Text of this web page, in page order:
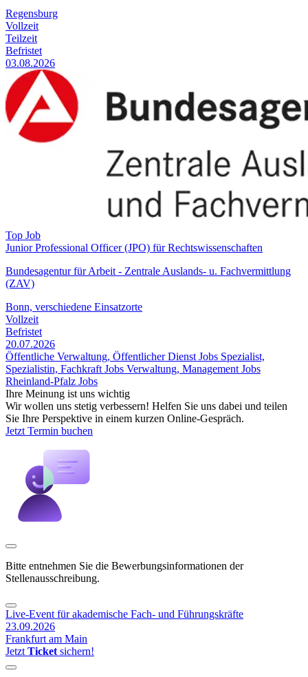
Regensburg
Vollzeit
Teilzeit
Befristet
03.08.2026
Top Job
Junior Professional Officer (JPO) für Rechtswissenschaften
Bundesagentur für Arbeit - Zentrale Auslands- u. Fachvermittlung
(ZAV)
Bonn, verschiedene Einsatzorte
Vollzeit
Befristet
20.07.2026
Öffentliche Verwaltung, Öffentlicher Dienst Jobs Spezialist,
Spezialistin, Fachkraft Jobs Verwaltung, Management Jobs
Rheinland-Pfalz Jobs
Ihre Meinung ist uns wichtig
Wir wollen uns stetig verbessern! Helfen Sie uns dabei und teilen
Sie Ihre Perspektive in einem kurzen Online-Gespräch.
Jetzt Termin buchen
Bitte entnehmen Sie die Bewerbungsinformationen der
Stellenausschreibung.
Live-Event für akademische Fach- und Führungskräfte
23.09.2026
Frankfurt am Main
Jetzt Ticket sichern!